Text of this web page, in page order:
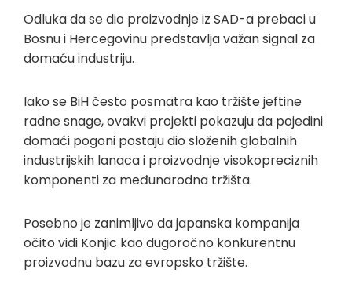
Odluka da se dio proizvodnje iz SAD-a prebaci u
Bosnu i Hercegovinu predstavlja važan signal za
domaću industriju.
Iako se BiH često posmatra kao tržište jeftine
radne snage, ovakvi projekti pokazuju da pojedini
domaći pogoni postaju dio složenih globalnih
industrijskih lanaca i proizvodnje visokopreciznih
komponenti za međunarodna tržišta.
Posebno je zanimljivo da japanska kompanija
očito vidi Konjic kao dugoročno konkurentnu
proizvodnu bazu za evropsko tržište.